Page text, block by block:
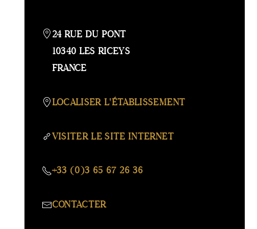
24 RUE DU PONT
10340 LES RICEYS
FRANCE
LOCALISER L'ÉTABLISSEMENT
VISITER LE SITE INTERNET
+33 (0)3 65 67 26 36
CONTACTER